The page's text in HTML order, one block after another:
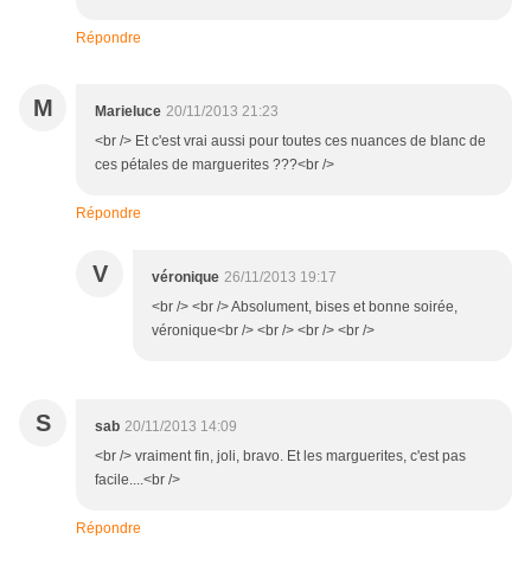
Répondre
M Marieluce 20/11/2013 21:23
<br /> Et c'est vrai aussi pour toutes ces nuances de blanc de
ces pétales de marguerites ???<br />
Répondre
V véronique 26/11/2013 19:17
<br /> <br /> Absolument, bises et bonne soirée,
véronique<br /> <br /> <br /> <br />
S sab 20/11/2013 14:09
<br /> vraiment fin, joli, bravo. Et les marguerites, c'est pas
facile....<br />
Répondre